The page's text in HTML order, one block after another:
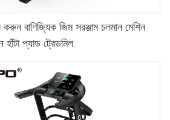
বাণিজ্যিক জিম সরঞ্জাম চলমান মেশিন
প্যাড ট্রেডমিল